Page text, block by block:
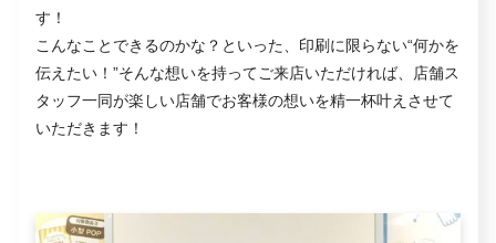
す！
こんなことできるのかな？といった、印刷に限らない“何かを
伝えたい！”そんな想いを持ってご来店いただければ、店舗ス
タッフ一同が楽しい店舗でお客様の想いを精一杯叶えさせて
いただきます！